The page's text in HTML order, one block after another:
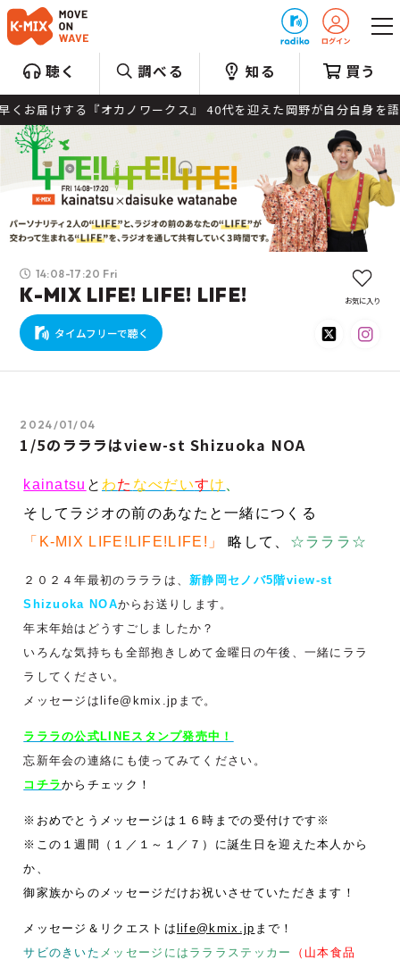
聴く 調べる 知る 買う
けする『オカノワークス』 40代を迎えた岡野が自分自身を語り
14:08-17:20 Fri
K-MIX LIFE! LIFE! LIFE!
タイムフリーで聴く
お気に入り
2024/01/04
1/5のラララはview-st Shizuoka NOA
kainatsu と わた なべだいすけ
そしてラジオの前のあなたと一緒につくる
「K-MIX LIFE!LIFE!LIFE!」
略して、 ☆ラララ☆
２０２４年最初のラララは、新静岡セノバ5階view-st
Shizuoka NOAからお送りします。
年末年始はどうすごしましたか？
いろんな気持ちも全部抱きしめて 金曜日の午後、一緒にララ
ラしてください。
メッセージはlife@kmix.jpまで。
ラララの公式LINEスタンプ発売中！
忘新年会の連絡にも使ってみてください。
コチラからチェック！
※おめでとうメッセージは１６時までの受付けです※
※この１週間（１／１～１／７）に誕生日を迎えた本人から
か、
御家族からのメッセージだけお祝いさせていただきます！
メッセージ＆リクエストはlife@kmix.jp まで！
サビのきいた メッセージにはラララステッカー
（山本食品